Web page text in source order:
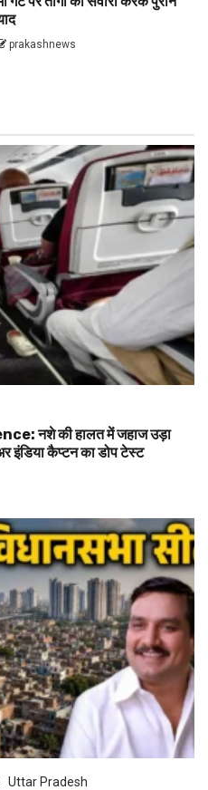
prakashnews
नशे की हालत में जहाज उड़ा
इंडिया कैप्टन का डोप टेस्ट
Uttar Pradesh